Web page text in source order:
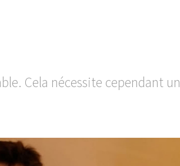
Cela nécessite cependant un